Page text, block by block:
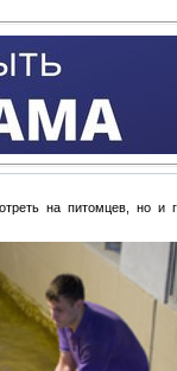
на питомцев, но и